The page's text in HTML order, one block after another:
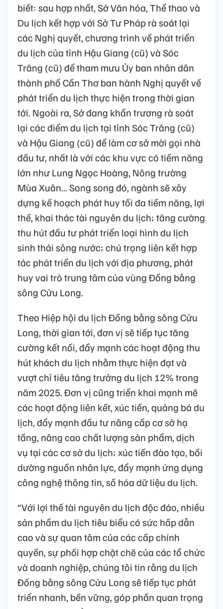
biết: sau hợp nhất, Sở Văn hóa, Thể thao và
Du lịch kết hợp với Sở Tư Pháp rà soát lại
các Nghị quyết, chương trình về phát triển
du lịch của tỉnh Hậu Giang (cũ) và Sóc
Trăng (cũ) để tham mưu Ủy ban nhân dân
thành phố Cần Thơ ban hành Nghị quyết về
phát triển du lịch thực hiện trong thời gian
tới. Ngoài ra, Sở đang khẩn trương rà soát
lại các điểm du lịch tại tỉnh Sóc Trăng (cũ)
và Hậu Giang (cũ) để làm cơ sở mời gọi nhà
đầu tư, nhất là với các khu vực có tiềm năng
lớn như Lung Ngọc Hoàng, Nông trường
Mùa Xuân… Song song đó, ngành sẽ xây
dựng kế hoạch phát huy tối đa tiềm năng, lợi
thế, khai thác tài nguyên du lịch; tăng cường
thu hút đầu tư phát triển loại hình du lịch
sinh thái sông nước; chú trọng liên kết hợp
tác phát triển du lịch với địa phương, phát
huy vai trò trung tâm của vùng Đồng bằng
sông Cửu Long.
Theo Hiệp hội du lịch Đồng bằng sông Cửu
Long, thời gian tới, đơn vị sẽ tiếp tục tăng
cường kết nối, đẩy mạnh các hoạt động thu
hút khách du lịch nhằm thực hiện đạt và
vượt chỉ tiêu tăng trưởng du lịch 12% trong
năm 2025. Đơn vị cũng triển khai mạnh mẽ
các hoạt động liên kết, xúc tiến, quảng bá du
lịch, đẩy mạnh đầu tư nâng cấp cơ sở hạ
tầng, nâng cao chất lượng sản phẩm, dịch
vụ tại các cơ sở du lịch; xúc tiến đào tạo, bồi
dường nguồn nhân lực, đẩy mạnh ứng dụng
công nghệ thông tin, số hóa dữ liệu du lịch.
“Với lợi thế tài nguyên du lịch độc đáo, nhiều
sản phẩm du lịch tiêu biểu có sức hấp dẫn
cao và sự quan tâm của các cấp chính
quyền, sự phối hợp chặt chẽ của các tổ chức
và doanh nghiệp, chúng tôi tin rằng du lịch
Đồng bằng sông Cửu Long sẽ tiếp tục phát
triển nhanh, bền vững, góp phần quan trọng